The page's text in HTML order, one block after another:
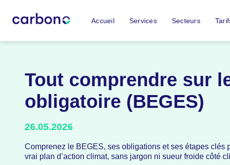
Accueil Services Secteurs
Tout comprendre sur
obligatoire (BEGES)
26.05.2026
Comprenez le BEGES, ses obligations et ses étapes clés
vrai plan d’action climat, sans jargon ni sueur froide côté